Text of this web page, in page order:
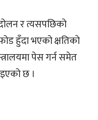
र त्यसपछिको
हुँदा भएको क्षतिको
पेस गर्न समेत
छ ।